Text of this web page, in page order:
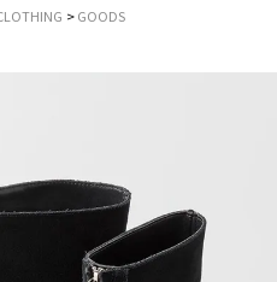
GOODS